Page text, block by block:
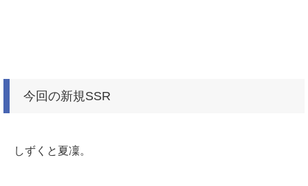
今回の新規SSR
しずくと夏凜。